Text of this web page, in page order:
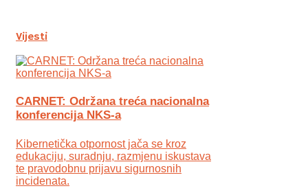
Vijesti
CARNET: Održana treća nacionalna
konferencija NKS-a
Kibernetička otpornost jača se kroz
edukaciju, suradnju, razmjenu iskustava
te pravodobnu prijavu sigurnosnih
incidenata.